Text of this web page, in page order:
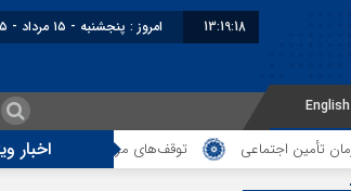
13:19:19 برابر با : Thursday - 6 August - 2026
English
اخبار
توقف‌های مرزی، هزینه‌های پنهان و ضعف مدیریت؛